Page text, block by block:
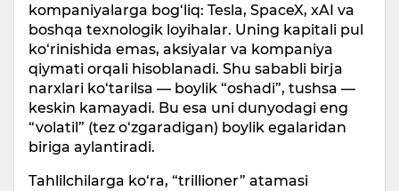
kompaniyalarga bog‘liq: Tesla, SpaceX, xAI va
boshqa texnologik loyihalar. Uning kapitali pul
ko‘rinishida emas, aksiyalar va kompaniya
qiymati orqali hisoblanadi. Shu sababli birja
narxlari ko‘tarilsa — boylik “oshadi”, tushsa —
keskin kamayadi. Bu esa uni dunyodagi eng
“volatil” (tez o‘zgaradigan) boylik egalaridan
biriga aylantiradi.
Tahlilchilarga ko‘ra, “trillioner” atamasi